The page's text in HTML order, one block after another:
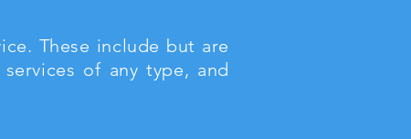
These include but are
of any type, and